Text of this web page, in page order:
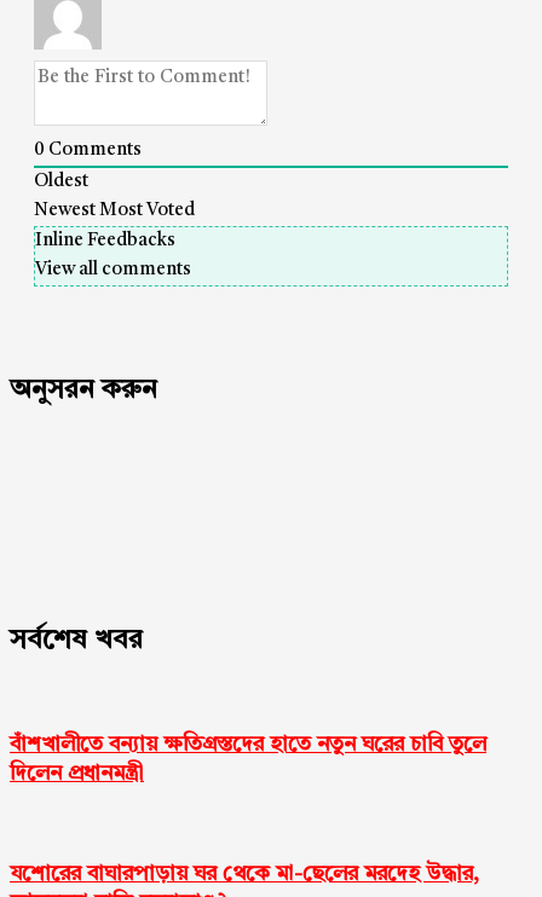
0 Comments
Oldest
Newest Most Voted
Inline Feedbacks
View all comments
অনুসরন করুন
সর্বশেষ খবর
বাঁশখালীতে বন্যায় ক্ষতিগ্রস্তদের হাতে নতুন ঘরের চাবি তুলে
দিলেন প্রধানমন্ত্রী
যশোরের বাঘারপাড়ায় ঘর থেকে মা-ছেলের মরদেহ উদ্ধার,